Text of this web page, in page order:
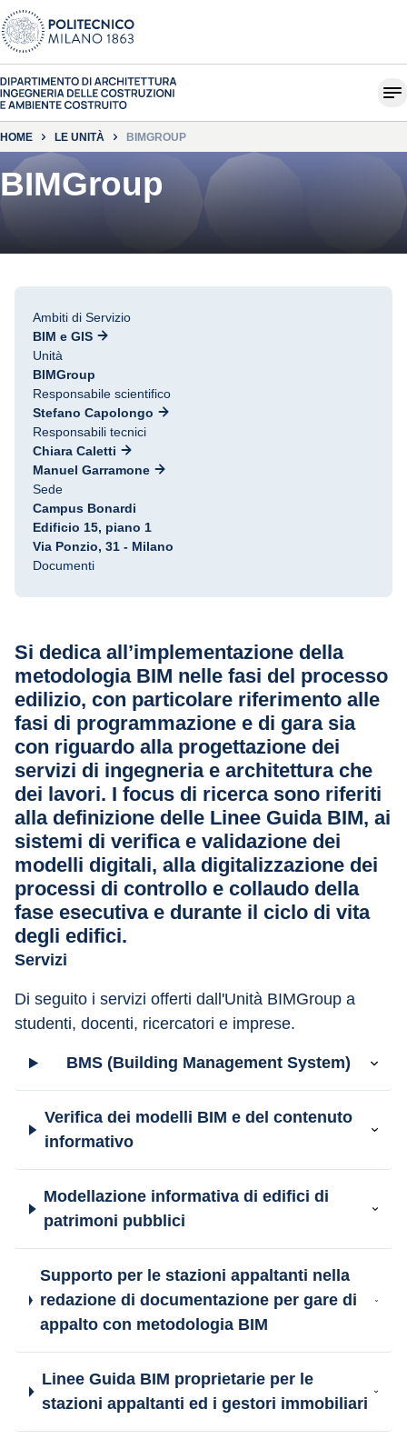
HOME LE UNITÀ BIMGROUP
BIMGroup
Ambiti di Servizio
BIM e GIS
Unità
BIMGroup
Responsabile scientifico
Stefano Capolongo
Responsabili tecnici
Chiara Caletti
Manuel Garramone
Sede
Campus Bonardi
Edificio 15, piano 1
Via Ponzio, 31 - Milano
Documenti
Si dedica all’implementazione della
metodologia BIM nelle fasi del processo
edilizio, con particolare riferimento alle
fasi di programmazione e di gara sia
con riguardo alla progettazione dei
servizi di ingegneria e architettura che
dei lavori. I focus di ricerca sono riferiti
alla definizione delle Linee Guida BIM, ai
sistemi di verifica e validazione dei
modelli digitali, alla digitalizzazione dei
processi di controllo e collaudo della
fase esecutiva e durante il ciclo di vita
degli edifici.
Servizi
Di seguito i servizi offerti dall'Unità BIMGroup a
studenti, docenti, ricercatori e imprese.
BMS (Building Management System)
Verifica dei modelli BIM e del contenuto
informativo
Modellazione informativa di edifici di
patrimoni pubblici
Supporto per le stazioni appaltanti nella
redazione di documentazione per gare di
appalto con metodologia BIM
Linee Guida BIM proprietarie per le
stazioni appaltanti ed i gestori immobiliari